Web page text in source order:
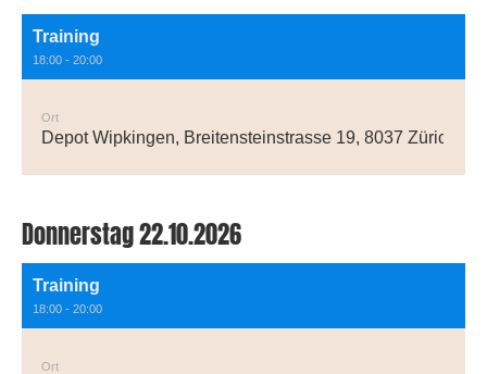
Training
18:00 - 20:00
Ort
Depot Wipkingen, Breitensteinstrasse 19, 8037 Zürich
Donnerstag 22.10.2026
Training
18:00 - 20:00
Ort